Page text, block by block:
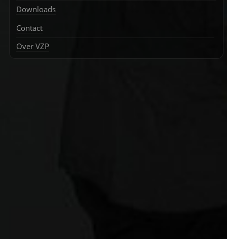
Downloads
Contact
Over VZP